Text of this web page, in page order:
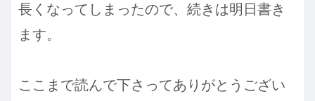
長くなってしまったので、続きは明日書き
ます。
ここまで読んで下さってありがとうござい